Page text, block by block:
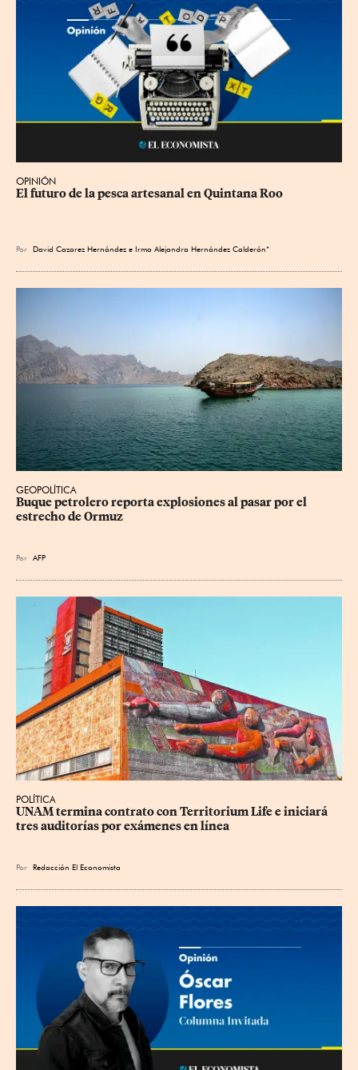
OPINIÓN
El futuro de la pesca artesanal en Quintana Roo
Por David Cazarez Hernández e Irma Alejandra Hernández Calderón*
GEOPOLÍTICA
Buque petrolero reporta explosiones al pasar por el
estrecho de Ormuz
Por AFP
POLÍTICA
UNAM termina contrato con Territorium Life e iniciará
tres auditorías por exámenes en línea
Por Redacción El Economista